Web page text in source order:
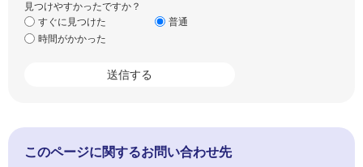
見つけやすかったですか？
すぐに見つけた
普通
時間がかかった
このページに関するお問い合わせ先